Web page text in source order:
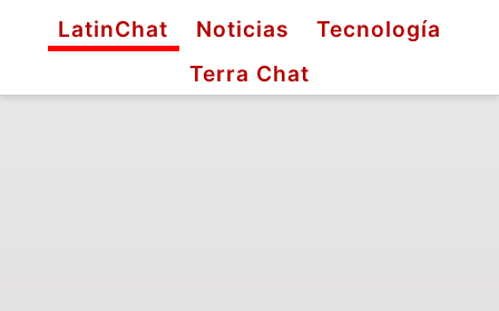
LatinChat
Noticias
Tecnología
Terra Chat